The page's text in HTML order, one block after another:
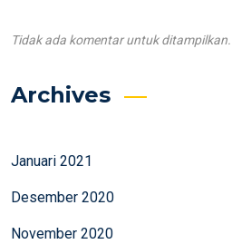
Tidak ada komentar untuk ditampilkan.
Archives
Januari 2021
Desember 2020
November 2020